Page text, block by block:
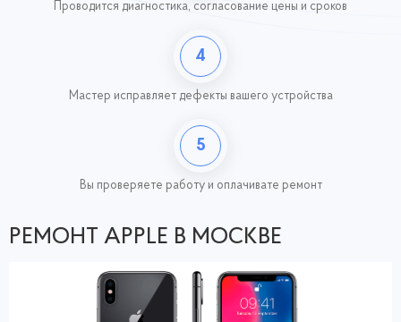
Проводится диагностика, согласование цены и сроков
4
Мастер исправляет дефекты вашего устройства
5
Вы проверяете работу и оплачивате ремонт
РЕМОНТ APPLE В МОСКВЕ